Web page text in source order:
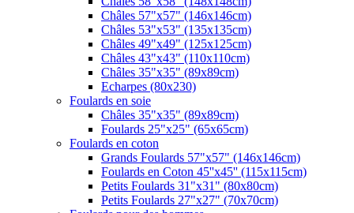
Châles 57"x57" (146x146cm)
Châles 53"x53" (135x135cm)
Châles 49"x49" (125x125cm)
Châles 43"x43" (110x110cm)
Châles 35"x35" (89x89cm)
Echarpes (80х230)
Foulards en soie
Châles 35"x35" (89x89cm)
Foulards 25"x25" (65x65cm)
Foulards en coton
Grands Foulards 57"x57" (146x146cm)
Foulards en Coton 45''x45'' (115x115cm)
Petits Foulards 31"x31" (80x80cm)
Petits Foulards 27"x27" (70x70cm)